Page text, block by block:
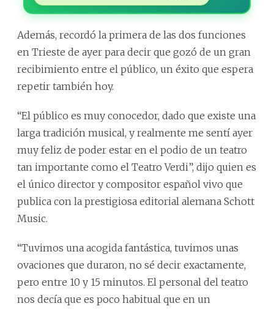
Además, recordó la primera de las dos funciones
en Trieste de ayer para decir que gozó de un gran
recibimiento entre el público, un éxito que espera
repetir también hoy.
“El público es muy conocedor, dado que existe una
larga tradición musical, y realmente me sentí ayer
muy feliz de poder estar en el podio de un teatro
tan importante como el Teatro Verdi”, dijo quien es
el único director y compositor español vivo que
publica con la prestigiosa editorial alemana Schott
Music.
“Tuvimos una acogida fantástica, tuvimos unas
ovaciones que duraron, no sé decir exactamente,
pero entre 10 y 15 minutos. El personal del teatro
nos decía que es poco habitual que en un